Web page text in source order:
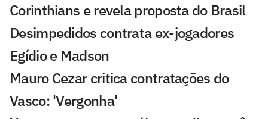
Corinthians e revela proposta do Brasil
Desimpedidos contrata ex-jogadores
Egídio e Madson
Mauro Cezar critica contratações do
Vasco: 'Vergonha'